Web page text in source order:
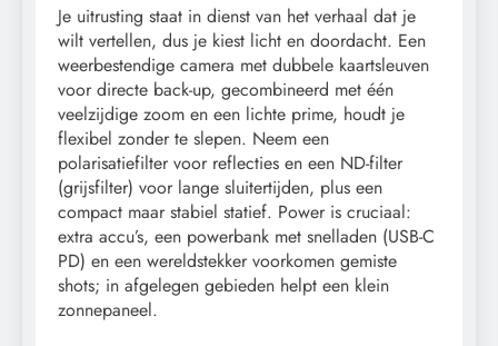
Je uitrusting staat in dienst van het verhaal dat je
wilt vertellen, dus je kiest licht en doordacht. Een
weerbestendige camera met dubbele kaartsleuven
voor directe back-up, gecombineerd met één
veelzijdige zoom en een lichte prime, houdt je
flexibel zonder te slepen. Neem een
polarisatiefilter voor reflecties en een ND-filter
(grijsfilter) voor lange sluitertijden, plus een
compact maar stabiel statief. Power is cruciaal:
extra accu’s, een powerbank met snelladen (USB-C
PD) en een wereldstekker voorkomen gemiste
shots; in afgelegen gebieden helpt een klein
zonnepaneel.